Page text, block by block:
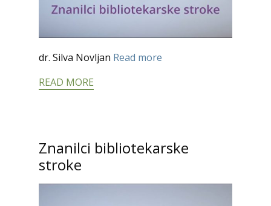
dr. Silva Novljan Read more
READ MORE
Znanilci bibliotekarske
stroke